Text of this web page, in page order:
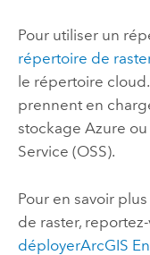
Pour utiliser un
répertoire de
le répertoire
prennent en
stockage Azure ou
Service (OSS).
Pour en savoir
de raster,
déployerArcGIS